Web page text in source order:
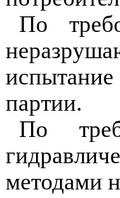
По
партии.
По
методами